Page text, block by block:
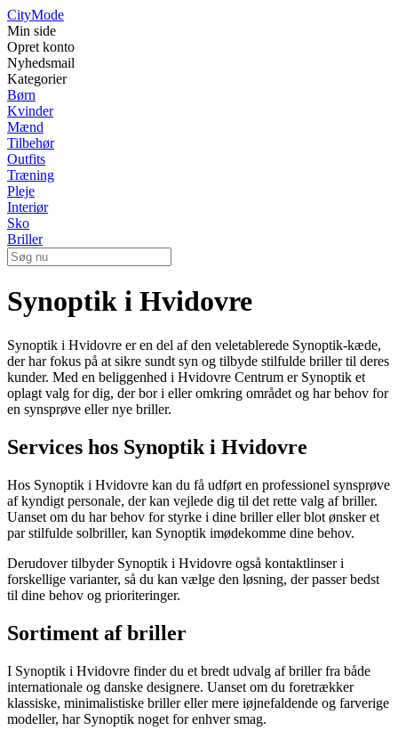
CityMode
Min side
Opret konto
Nyhedsmail
Kategorier
Børn
Kvinder
Mænd
Tilbehør
Outfits
Træning
Pleje
Interiør
Sko
Briller
Synoptik i Hvidovre
Synoptik i Hvidovre er en del af den veletablerede Synoptik-kæde,
der har fokus på at sikre sundt syn og tilbyde stilfulde briller til deres
kunder. Med en beliggenhed i Hvidovre Centrum er Synoptik et
oplagt valg for dig, der bor i eller omkring området og har behov for
en synsprøve eller nye briller.
Services hos Synoptik i Hvidovre
Hos Synoptik i Hvidovre kan du få udført en professionel synsprøve
af kyndigt personale, der kan vejlede dig til det rette valg af briller.
Uanset om du har behov for styrke i dine briller eller blot ønsker et
par stilfulde solbriller, kan Synoptik imødekomme dine behov.
Derudover tilbyder Synoptik i Hvidovre også kontaktlinser i
forskellige varianter, så du kan vælge den løsning, der passer bedst
til dine behov og prioriteringer.
Sortiment af briller
I Synoptik i Hvidovre finder du et bredt udvalg af briller fra både
internationale og danske designere. Uanset om du foretrækker
klassiske, minimalistiske briller eller mere iøjnefaldende og farverige
modeller, har Synoptik noget for enhver smag.